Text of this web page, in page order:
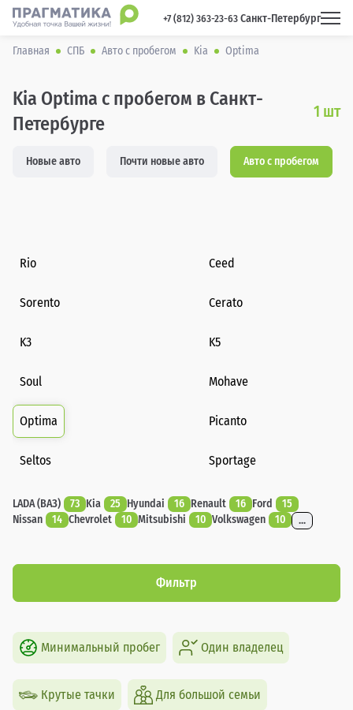
+7 (812) 363-23-63 Санкт-Петербург
Главная СПБ Авто с пробегом Kia Optima
Kia Optima с пробегом в Санкт-
Петербурге
1 шт
Новые авто Почти новые авто Авто с пробегом
Rio Ceed
Sorento Cerato
K3 K5
Soul Mohave
Optima Picanto
Seltos Sportage
LADA (ВАЗ) 73 Kia 25 Hyundai 16 Renault 16 Ford
15
Nissan
14 Chevrolet 10 Mitsubishi 10 Volkswagen 10 ...
Фильтр
Минимальный пробег Один владелец
Крутые тачки Для большой семьи